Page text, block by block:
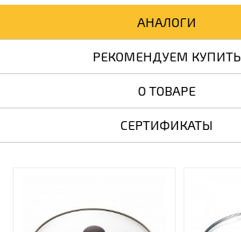
АНАЛОГИ
РЕКОМЕНДУЕМ КУПИТЬ
О ТОВАРЕ
СЕРТИФИКАТЫ